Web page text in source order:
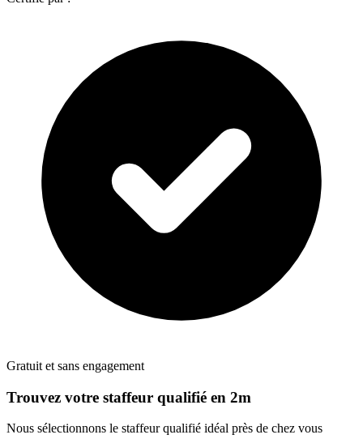
Gratuit et sans engagement
Trouvez votre staffeur qualifié en 2m
Nous sélectionnons le staffeurqualifié idéal près de chez vous